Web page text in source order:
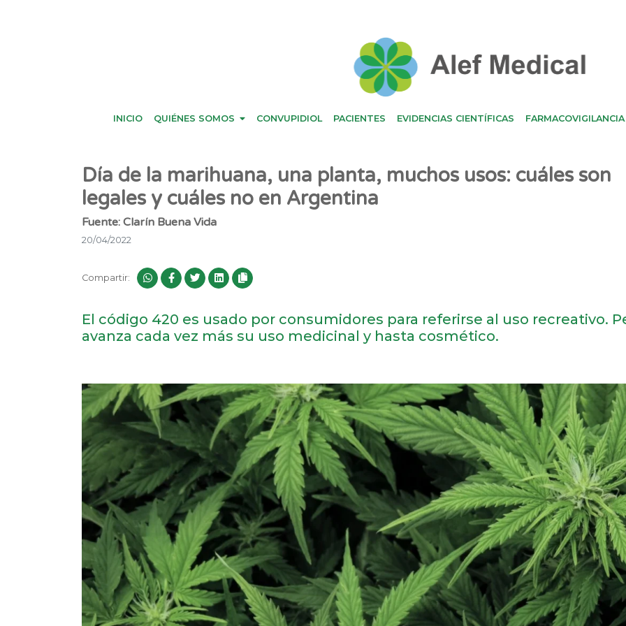
INICIO QUIÉNES SOMOS CONVUPIDIOL PACIENTES EVIDENCIAS CIENTÍFICAS FARMACOVIGILANCIA
Día de la marihuana, una planta, muchos usos: cuáles son
legales y cuáles no en Argentina
Fuente: Clarín Buena Vida
20/04/2022
Compartir:
El código 420 es usado por consumidores para referirse al uso recreativo.
avanza cada vez más su uso medicinal y hasta cosmético.